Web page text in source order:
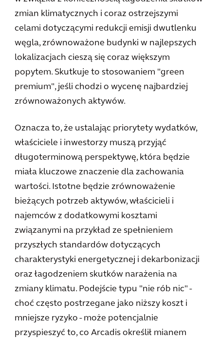
zmian klimatycznych i coraz ostrzejszymi
celami dotyczącymi redukcji emisji dwutlenku
węgla, zrównoważone budynki w najlepszych
lokalizacjach cieszą się coraz większym
popytem. Skutkuje to stosowaniem "green
premium", jeśli chodzi o wycenę najbardziej
zrównoważonych aktywów.
Oznacza to, że ustalając priorytety wydatków,
właściciele i inwestorzy muszą przyjąć
długoterminową perspektywę, która będzie
miała kluczowe znaczenie dla zachowania
wartości. Istotne będzie zrównoważenie
bieżących potrzeb aktywów, właścicieli i
najemców z dodatkowymi kosztami
związanymi na przykład ze spełnieniem
przyszłych standardów dotyczących
charakterystyki energetycznej i dekarbonizacji
oraz łagodzeniem skutków narażenia na
zmiany klimatu. Podejście typu "nie rób nic" -
choć często postrzegane jako niższy koszt i
mniejsze ryzyko - może potencjalnie
przyspieszyć to, co Arcadis określił mianem